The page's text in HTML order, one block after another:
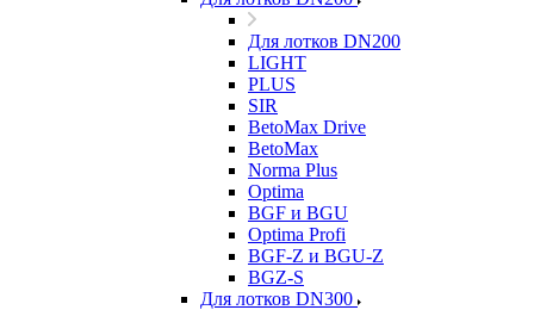
Для лотков DN200
LIGHT
PLUS
SIR
BetoMax Drive
BetoMax
Norma Plus
Optima
BGF и BGU
Optima Profi
BGF-Z и BGU-Z
BGZ-S
Для лотков DN300